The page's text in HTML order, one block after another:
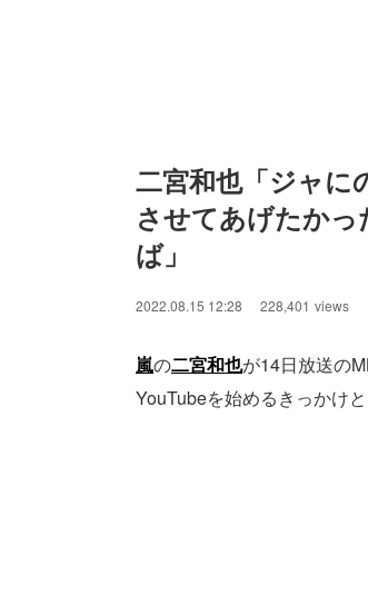
二宮和也「ジャに
させてあげたか
ば」
2022.08.15 12:28 228,401 views
嵐の二宮和也が14日放送の
YouTubeを始めるきっかけ